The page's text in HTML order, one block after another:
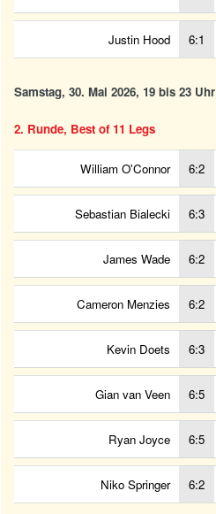
Justin Hood 6:1
Samstag, 30. Mai 2026, 19 bis 23 Uhr
2. Runde, Best of 11 Legs
William O'Connor 6:2
Sebastian Bialecki 6:3
James Wade 6:2
Cameron Menzies 6:2
Kevin Doets 6:3
Gian van Veen 6:5
Ryan Joyce 6:5
Niko Springer 6:2